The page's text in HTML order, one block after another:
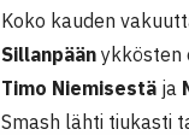
Koko kauden
Sillanpään ykkösten
Timo Niemisestä ja
Smash lähti tiukasti